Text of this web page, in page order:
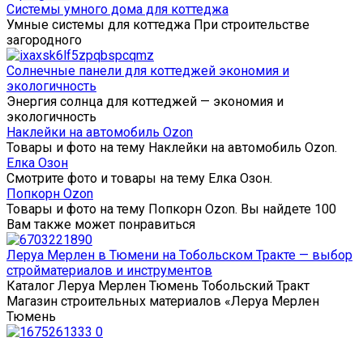
Системы умного дома для коттеджа
Умные системы для коттеджа При строительстве
загородного
Солнечные панели для коттеджей экономия и
экологичность
Энергия солнца для коттеджей — экономия и
экологичность
Наклейки на автомобиль Ozon
Товары и фото на тему Наклейки на автомобиль Ozon.
Елка Озон
Смотрите фото и товары на тему Елка Озон.
Попкорн Ozon
Товары и фото на тему Попкорн Ozon. Вы найдете 100
Вам также может понравиться
Леруа Мерлен в Тюмени на Тобольском Тракте — выбор
стройматериалов и инструментов
Каталог Леруа Мерлен Тюмень Тобольский Тракт
Магазин строительных материалов «Леруа Мерлен
Тюмень